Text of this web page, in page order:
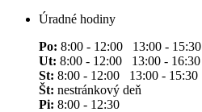
Úradné hodiny
Po: 8:00 - 12:00 13:00 - 15:30
Ut: 8:00 - 12:00 13:00 - 16:30
St: 8:00 - 12:00 13:00 - 15:30
Št: nestránkový deň
Pi: 8:00 - 12:30